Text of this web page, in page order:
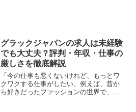
グラックジャパンの求人は未経験
でも大丈夫？評判・年収・仕事の
厳しさを徹底解説
「今の仕事も悪くないけれど、もっとワ
クワクする仕事がしたい。例えば、昔か
ら好きだったファッションの世界で、海